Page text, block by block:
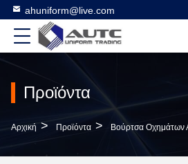
ahuniform@live.com
Προϊόντα
Αρχική > Προϊόντα > Βούρτσα Οχημάτων Αποκομιδής